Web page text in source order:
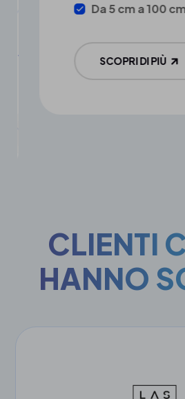
Da 5 cm a 100 cm
SCOPRI DI PIÙ
CLIENTI
HANNO